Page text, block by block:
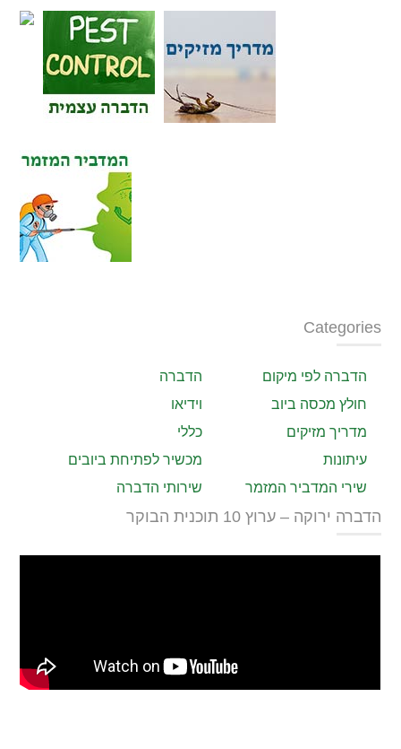
Categories
הדברה
הדברה לפי מיקום
וידיאו
חולץ מכסה ביוב
כללי
מדריך מזיקים
מכשיר לפתיחת ביובים
עיתונות
שירותי הדברה
שירי המדביר המזמר
הדברה ירוקה – ערוץ 10 תוכנית הבוקר